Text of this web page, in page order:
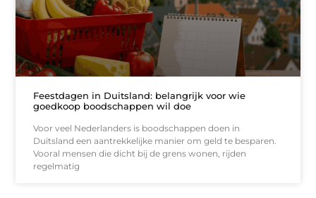
Feestdagen in Duitsland: belangrijk voor wie
goedkoop boodschappen wil doe
Voor veel Nederlanders is boodschappen doen in
Duitsland een aantrekkelijke manier om geld te besparen.
Vooral mensen die dicht bij de grens wonen, rijden
regelmatig